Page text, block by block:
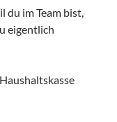
du im Team bist,
eigentlich